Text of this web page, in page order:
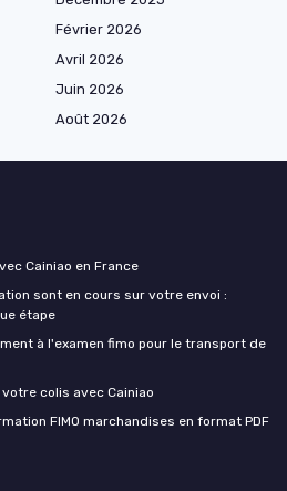
Février 2026
Avril 2026
Juin 2026
Août 2026
Cainiao en France
sont en cours sur votre envoi :
étape
à l'examen fimo pour le transport de
colis avec Cainiao
FIMO marchandises en format PDF